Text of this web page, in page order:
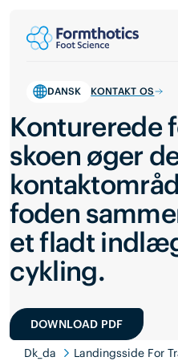
DANSK KONTAKT OS
Konturerede
skoen øger
foden
et fladt
cykling.
DOWNLOAD PDF
Dk_da
Landingsside For